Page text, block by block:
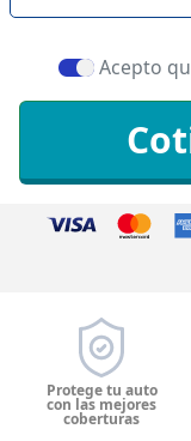
Acepto
Protege tu auto
con las mejores
coberturas